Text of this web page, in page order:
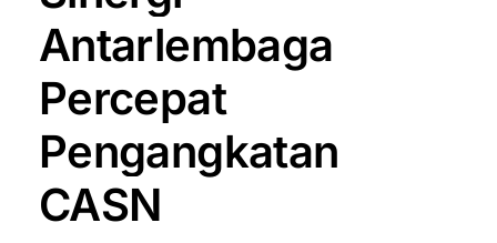
Antarlembaga
Percepat
Pengangkatan
CASN